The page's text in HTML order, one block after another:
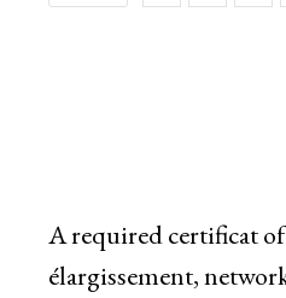
A required certificat
élargissement,